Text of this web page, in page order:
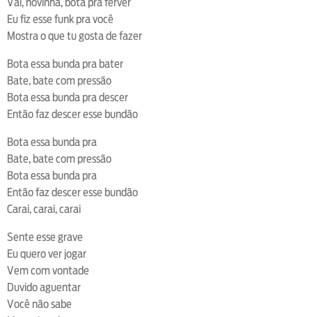
Eu fiz esse funk pra você
Mostra o que tu gosta de fazer
Bota essa bunda pra bater
Bate, bate com pressão
Bota essa bunda pra descer
Então faz descer esse bundão
Bota essa bunda pra
Bate, bate com pressão
Bota essa bunda pra
Então faz descer esse bundão
Carai, carai, carai
Sente esse grave
Eu quero ver jogar
Vem com vontade
Duvido aguentar
Você não sabe